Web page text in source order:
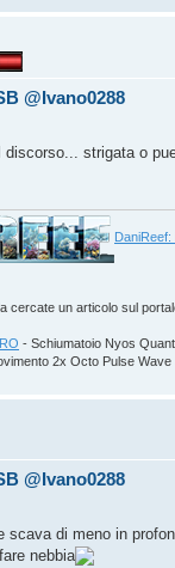
@Ivano0288
strigata o
DaniReef:
cercate un articolo sul
- Schiumatoio Nyos
2x Octo Pulse Wave
@Ivano0288
scava di meno in
nebbia